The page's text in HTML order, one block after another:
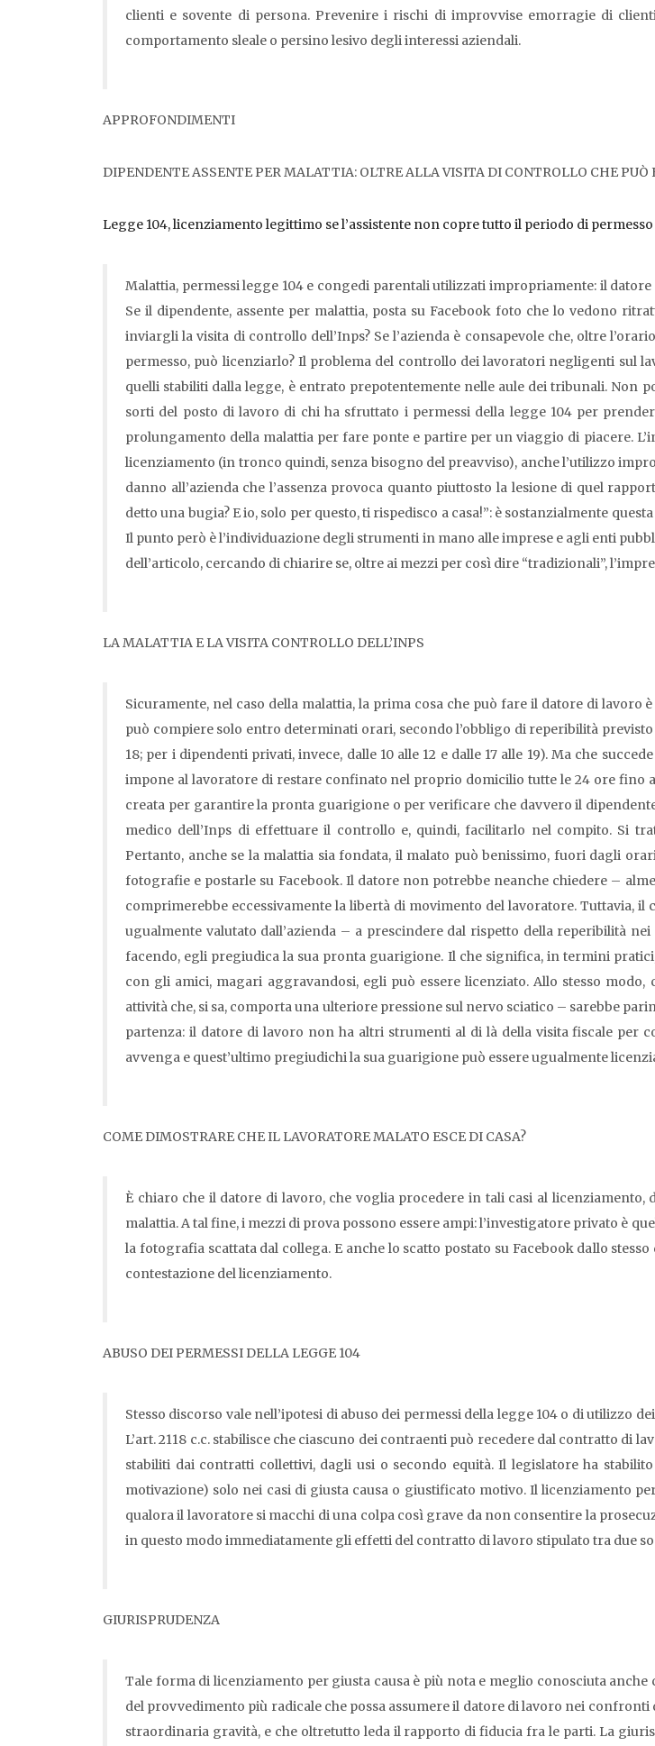
clienti e sovente di persona. Prevenire i rischi di improvvise emorragie di
comportamento sleale o persino lesivo degli interessi aziendali.
APPROFONDIMENTI
DIPENDENTE ASSENTE PER MALATTIA: OLTRE ALLA VISITA DI CONTROLLO CHE PUÒ
Legge 104, licenziamento legittimo se l’assistente non copre tutto il periodo di permesso
Malattia, permessi legge 104 e congedi parentali utilizzati impropriamente: il
Se il dipendente, assente per malattia, posta su Facebook foto che lo vedono
inviargli la visita di controllo dell’Inps? Se l’azienda è consapevole che, oltre
permesso, può licenziarlo? Il problema del controllo dei lavoratori negligenti sul
quelli stabiliti dalla legge, è entrato prepotentemente nelle aule dei tribunali. Non
sorti del posto di lavoro di chi ha sfruttato i permessi della legge 104 per
prolungamento della malattia per fare ponte e partire per un viaggio di piacere.
licenziamento (in tronco quindi, senza bisogno del preavviso), anche l’utilizzo
danno all’azienda che l’assenza provoca quanto piuttosto la lesione di quel
detto una bugia? E io, solo per questo, ti rispedisco a casa!”: è sostanzialmente
Il punto però è l’individuazione degli strumenti in mano alle imprese e agli enti
dell’articolo, cercando di chiarire se, oltre ai mezzi per così dire “tradizionali”,
LA MALATTIA E LA VISITA CONTROLLO DELL’INPS
Sicuramente, nel caso della malattia, la prima cosa che può fare il datore di lavoro
può compiere solo entro determinati orari, secondo l’obbligo di reperibilità
18; per i dipendenti privati, invece, dalle 10 alle 12 e dalle 17 alle 19). Ma che
impone al lavoratore di restare confinato nel proprio domicilio tutte le 24 ore fino
creata per garantire la pronta guarigione o per verificare che davvero il
medico dell’Inps di effettuare il controllo e, quindi, facilitarlo nel compito. Si
Pertanto, anche se la malattia sia fondata, il malato può benissimo, fuori dagli
fotografie e postarle su Facebook. Il datore non potrebbe neanche chiedere –
comprimerebbe eccessivamente la libertà di movimento del lavoratore. Tuttavia,
ugualmente valutato dall’azienda – a prescindere dal rispetto della reperibilità
facendo, egli pregiudica la sua pronta guarigione. Il che significa, in termini
con gli amici, magari aggravandosi, egli può essere licenziato. Allo stesso
attività che, si sa, comporta una ulteriore pressione sul nervo sciatico – sarebbe
partenza: il datore di lavoro non ha altri strumenti al di là della visita fiscale per
avvenga e quest’ultimo pregiudichi la sua guarigione può essere ugualmente
COME DIMOSTRARE CHE IL LAVORATORE MALATO ESCE DI CASA?
È chiaro che il datore di lavoro, che voglia procedere in tali casi al
malattia. A tal fine, i mezzi di prova possono essere ampi: l’investigatore privato è
la fotografia scattata dal collega. E anche lo scatto postato su Facebook dallo
contestazione del licenziamento.
ABUSO DEI PERMESSI DELLA LEGGE 104
Stesso discorso vale nell’ipotesi di abuso dei permessi della legge 104 o di
L’art. 2118 c.c. stabilisce che ciascuno dei contraenti può recedere dal contratto di
stabiliti dai contratti collettivi, dagli usi o secondo equità. Il legislatore ha
motivazione) solo nei casi di giusta causa o giustificato motivo. Il licenziamento
qualora il lavoratore si macchi di una colpa così grave da non consentire la
in questo modo immediatamente gli effetti del contratto di lavoro stipulato tra due
GIURISPRUDENZA
Tale forma di licenziamento per giusta causa è più nota e meglio conosciuta
del provvedimento più radicale che possa assumere il datore di lavoro nei
straordinaria gravità, e che oltretutto leda il rapporto di fiducia fra le parti. La